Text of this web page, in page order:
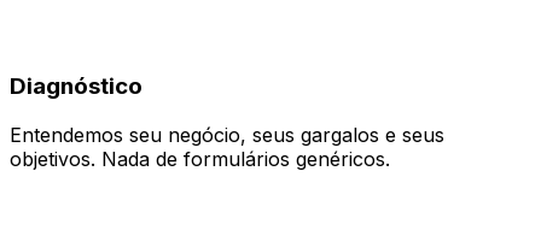
Diagnóstico
Entendemos seu negócio, seus gargalos e seus
objetivos. Nada de formulários genéricos.